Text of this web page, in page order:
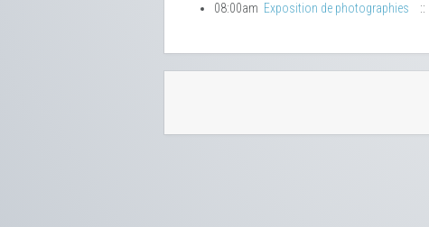
08:00am Exposition de photographies ::